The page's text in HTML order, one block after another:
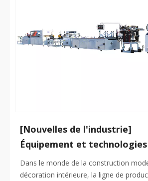
[Nouvelles de l'industrie]
Dans le monde de la construction
décoration intérieure, la ligne de